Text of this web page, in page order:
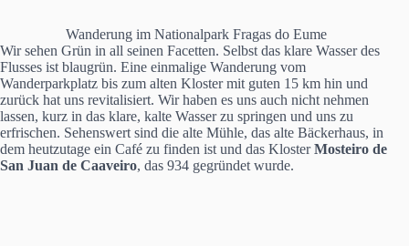
Wanderung im Nationalpark Fragas do Eume
Wir sehen Grün in all seinen Facetten. Selbst das klare Wasser des
Flusses ist blaugrün. Eine einmalige Wanderung vom
Wanderparkplatz bis zum alten Kloster mit guten 15 km hin und
zurück hat uns revitalisiert. Wir haben es uns auch nicht nehmen
lassen, kurz in das klare, kalte Wasser zu springen und uns zu
erfrischen. Sehenswert sind die alte Mühle, das alte Bäckerhaus, in
dem heutzutage ein Café zu finden ist und das KlosterMosteiro de
San Juan de Caaveiro, das 934 gegründet wurde.